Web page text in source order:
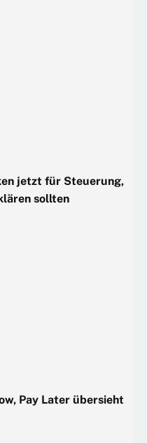
jetzt für Steuerung,
sollten
Pay Later übersieht